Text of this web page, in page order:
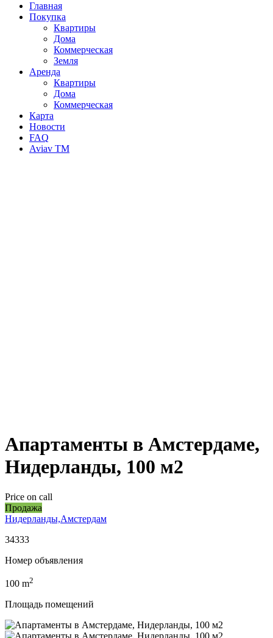
Главная
Покупка
Квартиры
Дома
Коммерческая
Земля
Аренда
Квартиры
Дома
Коммерческая
Карта
Новости
FAQ
Aviav TM
Апартаменты в Амстердаме,
Нидерланды, 100 м2
Price on call
Продажа
Нидерланды,Амстердам
34333
Номер объявления
100 m2
Площадь помещений